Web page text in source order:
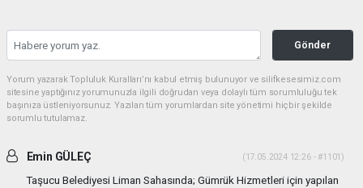
Gönder
Yorum yazarak Topluluk Kuralları’nı kabul etmiş bulunuyor ve silifkesesimiz.com
sitesine yaptığınız yorumunuzla ilgili doğrudan veya dolaylı tüm sorumluluğu tek
başınıza üstleniyorsunuz. Yazılan tüm yorumlardan site yönetimi hiçbir şekilde
sorumlu tutulamaz.
Emin GÜLEÇ (17.05.2024 12:26 - #1101)
Taşucu Belediyesi Liman Sahasında; Gümrük Hizmetleri için yapılan